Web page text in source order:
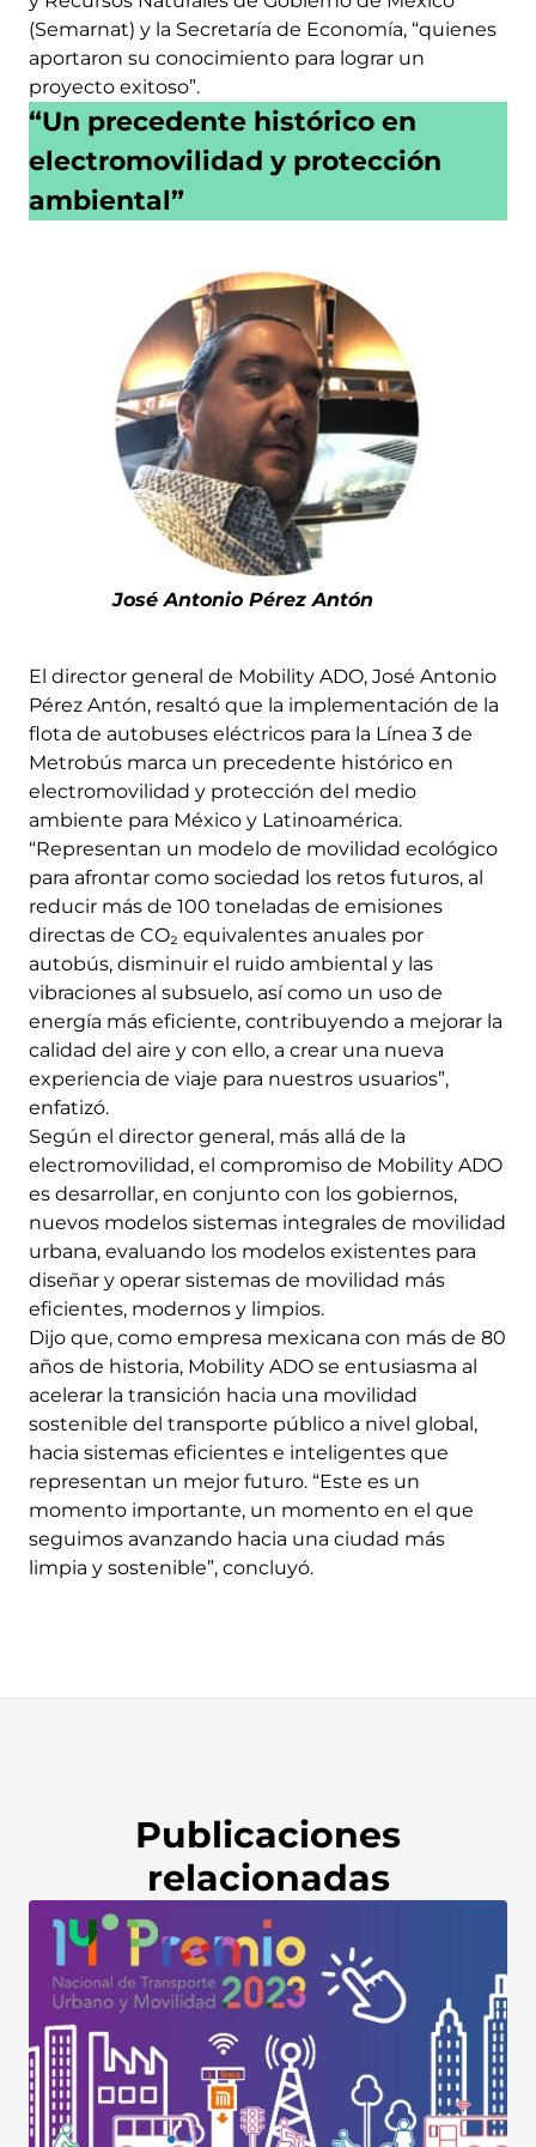
(Semarnat) y la Secretaría de Economía, “quienes
aportaron su conocimiento para lograr un
proyecto exitoso”.
“Un precedente histórico en
electromovilidad y protección
ambiental”
José Antonio Pérez Antón
El director general de Mobility ADO, José Antonio
Pérez Antón, resaltó que la implementación de la
flota de autobuses eléctricos para la Línea 3 de
Metrobús marca un precedente histórico en
electromovilidad y protección del medio
ambiente para México y Latinoamérica.
“Representan un modelo de movilidad ecológico
para afrontar como sociedad los retos futuros, al
reducir más de 100 toneladas de emisiones
directas de CO₂ equivalentes anuales por
autobús, disminuir el ruido ambiental y las
vibraciones al subsuelo, así como un uso de
energía más eficiente, contribuyendo a mejorar la
calidad del aire y con ello, a crear una nueva
experiencia de viaje para nuestros usuarios”,
enfatizó.
Según el director general, más allá de la
electromovilidad, el compromiso de Mobility ADO
es desarrollar, en conjunto con los gobiernos,
nuevos modelos sistemas integrales de movilidad
urbana, evaluando los modelos existentes para
diseñar y operar sistemas de movilidad más
eficientes, modernos y limpios.
Dijo que, como empresa mexicana con más de 80
años de historia, Mobility ADO se entusiasma al
acelerar la transición hacia una movilidad
sostenible del transporte público a nivel global,
hacia sistemas eficientes e inteligentes que
representan un mejor futuro. “Este es un
momento importante, un momento en el que
seguimos avanzando hacia una ciudad más
limpia y sostenible”, concluyó.
Publicaciones
relacionadas